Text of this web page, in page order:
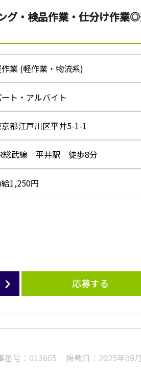
グ・検品作業・仕分け作業
業 (軽作業・物流系)
ート・アルバイト
都江戸川区平井5-1-1
総武線 平井駅 徒歩8分
1,250円
応募する
番号： 013605 掲載日： 2025年09